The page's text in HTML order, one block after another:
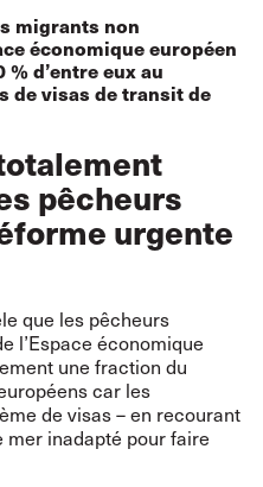
migrants non
économique européen
d’entre eux au
de visas de transit de
pêcheurs
urgente
que les pêcheurs
l’Espace économique
une fraction du
car les
de visas – en recourant
mer inadapté pour faire